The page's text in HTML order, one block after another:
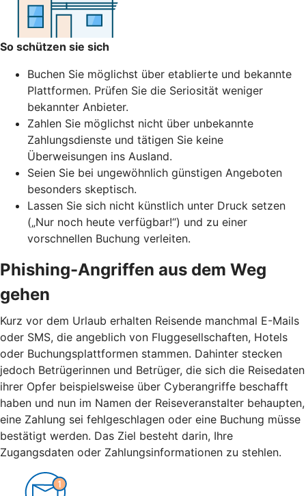
So schützen sie sich
Buchen Sie möglichst über etablierte und bekannte
Plattformen. Prüfen Sie die Seriosität weniger
bekannter Anbieter.
Zahlen Sie möglichst nicht über unbekannte
Zahlungsdienste und tätigen Sie keine
Überweisungen ins Ausland.
Seien Sie bei ungewöhnlich günstigen Angeboten
besonders skeptisch.
Lassen Sie sich nicht künstlich unter Druck setzen
(„Nur noch heute verfügbar!“) und zu einer
vorschnellen Buchung verleiten.
Phishing-Angriffen aus dem Weg
gehen
Kurz vor dem Urlaub erhalten Reisende manchmal E-Mails
oder SMS, die angeblich von Fluggesellschaften, Hotels
oder Buchungsplattformen stammen. Dahinter stecken
jedoch Betrügerinnen und Betrüger, die sich die Reisedaten
ihrer Opfer beispielsweise über Cyberangriffe beschafft
haben und nun im Namen der Reiseveranstalter behaupten,
eine Zahlung sei fehlgeschlagen oder eine Buchung müsse
bestätigt werden. Das Ziel besteht darin, Ihre
Zugangsdaten oder Zahlungsinformationen zu stehlen.